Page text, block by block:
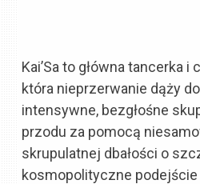
Kai’Sa to główna tancerka
która nieprzerwanie dąży
intensywne, bezgłośne
przodu za pomocą
skrupulatnej dbałości o
kosmopolityczne